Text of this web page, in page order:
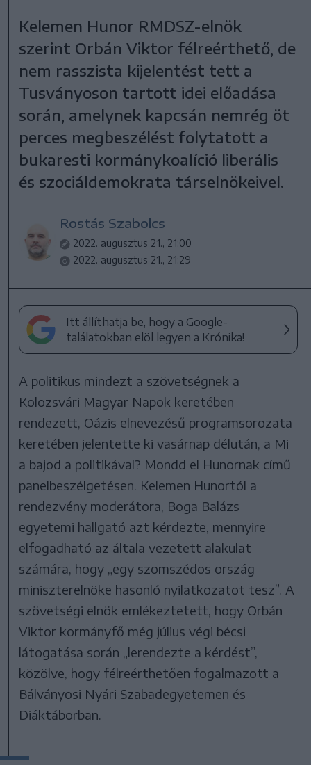
Kelemen Hunor RMDSZ-elnök
szerint Orbán Viktor félreérthető, de
nem rasszista kijelentést tett a
Tusványoson tartott idei előadása
során, amelynek kapcsán nemrég öt
perces megbeszélést folytatott a
bukaresti kormánykoalíció liberális
és szociáldemokrata társelnökeivel.
Rostás Szabolcs
2022. augusztus 21., 21:00
2022. augusztus 21., 21:29
Itt állíthatja be, hogy a Google-
találatokban elöl legyen a Krónika!
A politikus mindezt a szövetségnek a
Kolozsvári Magyar Napok keretében
rendezett, Oázis elnevezésű programsorozata
keretében jelentette ki vasárnap délután, a Mi
a bajod a politikával? Mondd el Hunornak című
panelbeszélgetésen. Kelemen Hunortól a
rendezvény moderátora, Boga Balázs
egyetemi hallgató azt kérdezte, mennyire
elfogadható az általa vezetett alakulat
számára, hogy „egy szomszédos ország
miniszterelnöke hasonló nyilatkozatot tesz”. A
szövetségi elnök emlékeztetett, hogy Orbán
Viktor kormányfő még július végi bécsi
látogatása során „lerendezte a kérdést”,
közölve, hogy félreérthetően fogalmazott a
Bálványosi Nyári Szabadegyetemen és
Diáktáborban.